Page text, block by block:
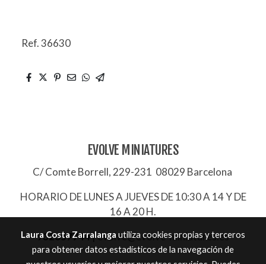
Ref. 36630
EVOLVE MINIATURES
C/ Comte Borrell, 229-231 08029 Barcelona
HORARIO DE LUNES A JUEVES DE 10:30 A 14 Y DE
16 A 20 H.
932657744|evolve@evolve-miniatures.es
Laura Costa Zarralanga utiliza cookies propias y terceros
para obtener datos estadísticos de la navegación de